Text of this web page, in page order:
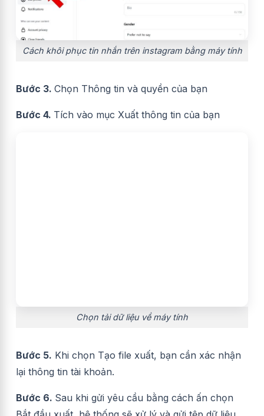
Cách khôi phục tin nhắn trên instagram bằng máy tính
Bước 3. Chọn Thông tin và quyền của bạn
Bước 4. Tích vào mục Xuất thông tin của bạn
Chọn tải dữ liệu về máy tính
Bước 5. Khi chọn Tạo file xuất, bạn cần xác nhận
lại thông tin tài khoản.
Bước 6. Sau khi gửi yêu cầu bằng cách ấn chọn